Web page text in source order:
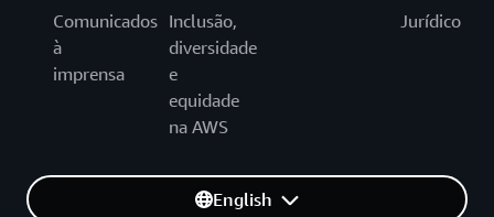
Comunicados
à
imprensa
Inclusão,
diversidade
e
equidade
na AWS
Jurídico
English